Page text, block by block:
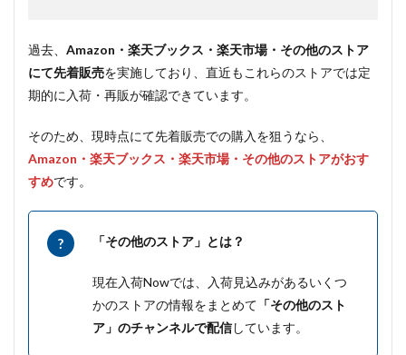
過去、 Amazon・楽天ブックス・楽天市場・その他のストア
にて先着販売を実施しており、直近もこれらのストアでは定
期的に入荷・再販が確認できています。
そのため、現時点にて先着販売での購入を狙うなら、
Amazon・楽天ブックス・楽天市場・その他のストアがおす
すめです。
「その他のストア」とは？
現在入荷Nowでは、入荷見込みがあるいくつ
かのストアの情報をまとめて 「その他のスト
ア」のチャンネルで配信しています。